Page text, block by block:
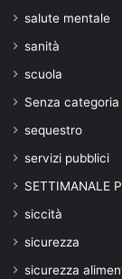
salute mentale
sanità
scuola
Senza categoria
sequestro
servizi pubblici
SETTIMANALE
siccità
sicurezza
sicurezza